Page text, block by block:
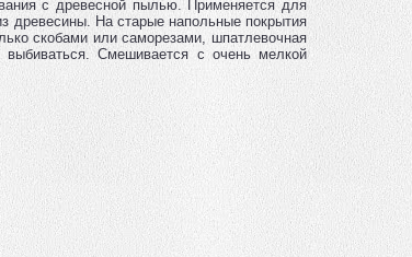
с древесной пылью. Применяется для
древесины. На старые напольные покрытия
скобами или саморезами, шпатлевочная
Смешивается с очень мелкой